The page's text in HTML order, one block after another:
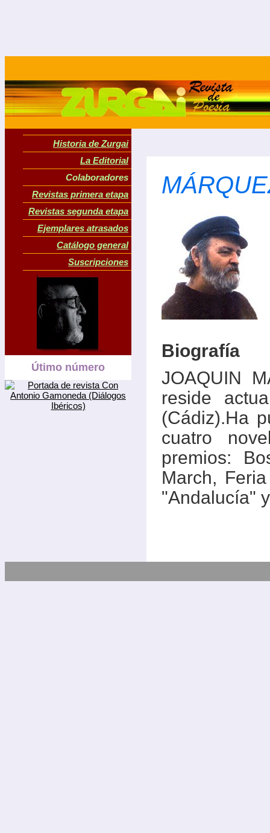
Historia de Zurgai
La Editorial
Colaboradores
Revistas primera etapa
Revistas segunda etapa
Ejemplares atrasados
Catálogo general
Suscripciones
Útimo número
Biografía
JOAQUIN
reside
(Cádiz).Ha
cuatro
premios:
March,
"Andalucía"